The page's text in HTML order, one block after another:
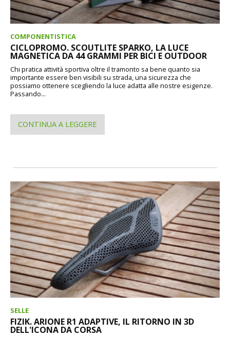
COMPONENTISTICA
CICLOPROMO. SCOUTLITE SPARKO, LA LUCE
MAGNETICA DA 44 GRAMMI PER BICI E OUTDOOR
Chi pratica attività sportiva oltre il tramonto sa bene quanto sia
importante essere ben visibili su strada, una sicurezza che
possiamo ottenere scegliendo la luce adatta alle nostre esigenze.
Passando...
CONTINUA A LEGGERE
SELLE
FIZIK. ARIONE R1 ADAPTIVE, IL RITORNO IN 3D
DELL'ICONA DA CORSA